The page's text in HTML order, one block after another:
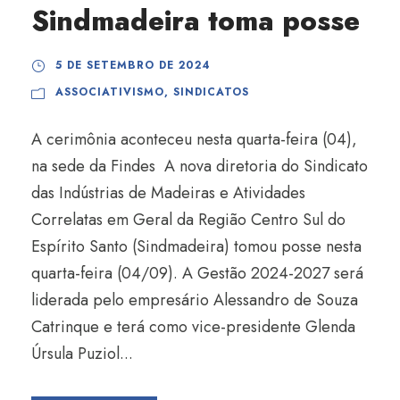
Sindmadeira toma posse
5 DE SETEMBRO DE 2024
ASSOCIATIVISMO, SINDICATOS
A cerimônia aconteceu nesta quarta-feira (04),
na sede da Findes A nova diretoria do Sindicato
das Indústrias de Madeiras e Atividades
Correlatas em Geral da Região Centro Sul do
Espírito Santo (Sindmadeira) tomou posse nesta
quarta-feira (04/09). A Gestão 2024-2027 será
liderada pelo empresário Alessandro de Souza
Catrinque e terá como vice-presidente Glenda
Úrsula Puziol...